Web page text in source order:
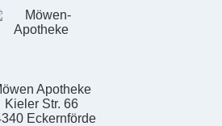
Apotheke
Kieler Str. 66
Eckernförde